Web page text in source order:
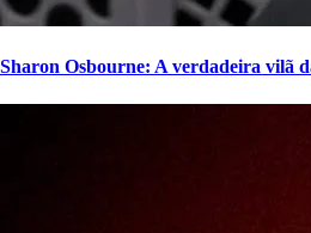
Sharon Osbourne: A verdadeira vilã